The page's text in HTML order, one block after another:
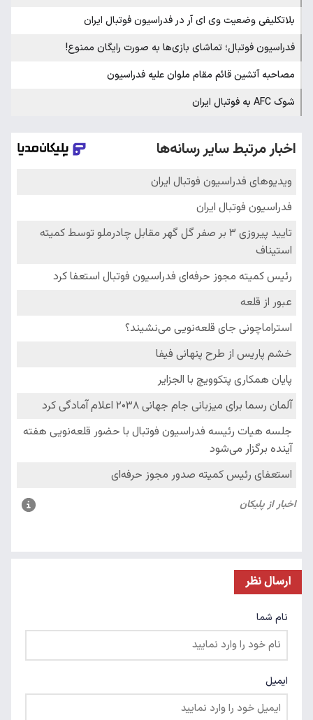
بلاتکلیفی وضعیت وی ای آر در فدراسیون فوتبال ایران
فدراسیون فوتبال؛ تماشای بازی‌ها به صورت رایگان ممنوع!
مصاحبه آتشین قائم مقام ملوان علیه فدراسیون
شوک AFC به فوتبال ایران
ارسال نظر
نام شما
ایمیل